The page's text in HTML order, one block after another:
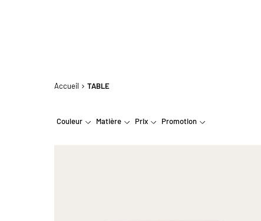
Accueil TABLE
Couleur Matière Prix Promotion